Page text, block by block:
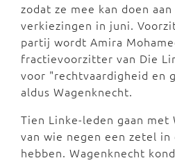
zodat ze mee kan doen
verkiezingen in juni.
partij wordt Amira
fractievoorzitter van Die
voor "rechtvaardigheid en
aldus Wagenknecht.
Tien Linke-leden gaan met
van wie negen een zetel in
hebben. Wagenknecht